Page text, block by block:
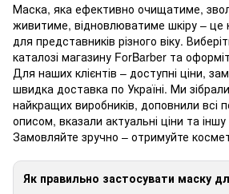
Маска, яка ефективно очищатиме,
живитиме, відновлюватиме шкіру – це
для представників різного віку.
каталозі магазину ForBarber та
Для наших клієнтів – доступні ціни,
швидка доставка по Україні. Ми
найкращих виробників, доповнили всі
описом, вказали актуальні ціни та
Замовляйте зручно – отримуйте
Як правильно застосувати маску